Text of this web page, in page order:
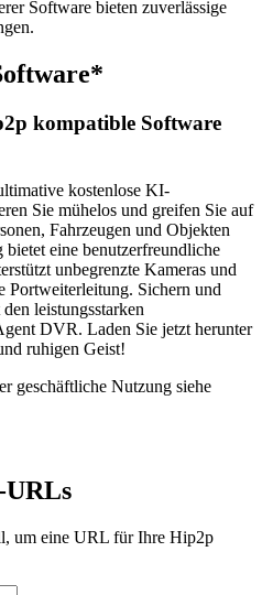
Software bieten zuverlässige
kompatible Software
kostenlose KI-
Sie mühelos und greifen Sie auf
Fahrzeugen und Objekten
eine benutzerfreundliche
unbegrenzte Kameras und
Portweiterleitung. Sichern und
leistungsstarken
DVR. Laden Sie jetzt herunter
ruhigen Geist!
geschäftliche Nutzung siehe
URLs
um eine URL für Ihre Hip2p